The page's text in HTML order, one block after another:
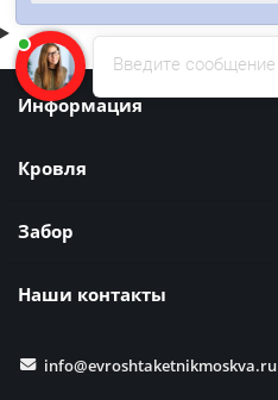
Информация
Кровля
Забор
Наши контакты
info@evroshtaketnikmoskva.ru
Введите сообщение